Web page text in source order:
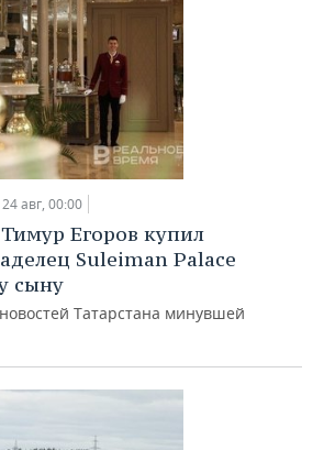
24 авг, 00:00
Егоров купил
Suleiman Palace
сыну
Татарстана минувшей